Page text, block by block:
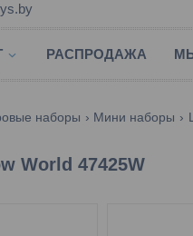
РАСПРОДАЖА
наборы Мини наборы
World 47425W